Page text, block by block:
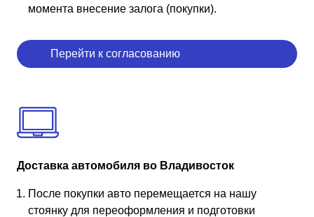
момента внесение залога (покупки).
Перейти к согласованию
Доставка автомобиля во Владивосток
После покупки авто перемещается на нашу
стоянку для переоформления и подготовки